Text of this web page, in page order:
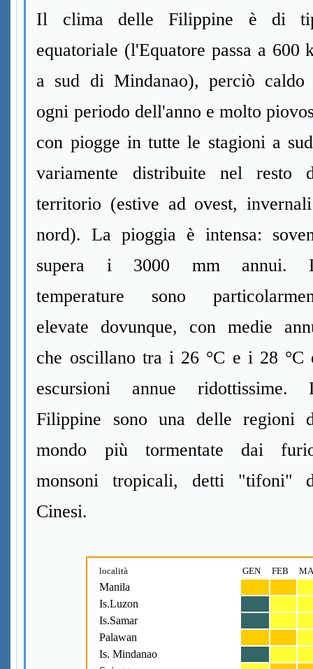
Il clima delle Filippine è di
equatoriale (l'Equatore passa a 600
a sud di Mindanao), perciò caldo
ogni periodo dell'anno e molto
con piogge in tutte le stagioni a
variamente distribuite nel resto
territorio (estive ad ovest,
nord). La pioggia è intensa:
supera i 3000 mm annui.
temperature sono
elevate dovunque, con medie
che oscillano tra i 26 °C e i 28 °C
escursioni annue ridottissime.
Filippine sono una delle regioni
mondo più tormentate dai
monsoni tropicali, detti "tifoni"
Cinesi.
località GEN FEB
Manila
Is.Luzon
Is.Samar
Palawan
Is. Mindanao